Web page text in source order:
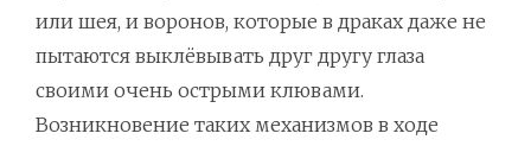
или шея, и воронов, которые в драках даже не
пытаются выклёвывать друг другу глаза
своими очень острыми клювами.
Возникновение таких механизмов в ходе